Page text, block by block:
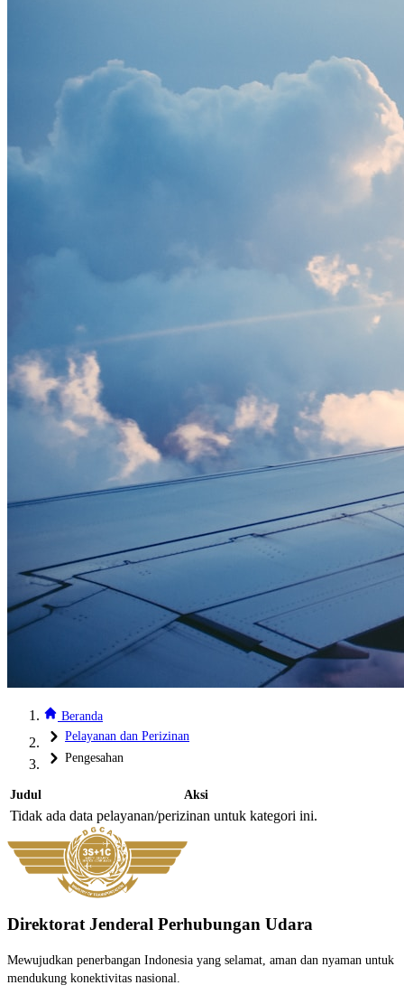
Beranda
Pelayanan dan Perizinan
Pengesahan
Judul Aksi
Tidak ada data pelayanan/perizinan untuk kategori ini.
Direktorat Jenderal Perhubungan Udara
Mewujudkan penerbangan Indonesia yang selamat, aman dan nyaman untuk
mendukung konektivitas nasional.